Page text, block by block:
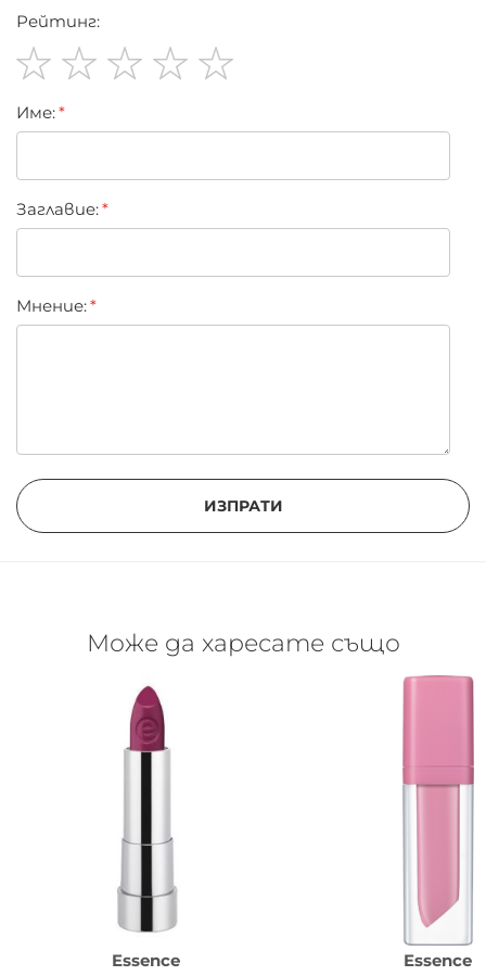
Рейтинг:
star
stars
stars
stars
stars
Име:
Заглавиe:
Мнение:
ИЗПРАТИ
Може да харесате също
Essence Essence